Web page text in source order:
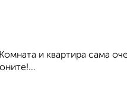
и квартира сама